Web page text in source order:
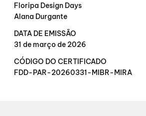
DATA DE EMISSÃO
31 de março de 2026
Floripa Design Days
Alana Durgante
CÓDIGO DO CERTIFICADO
FDD-PAR-20260331-MIBR-MIRA